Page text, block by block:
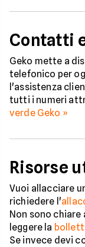
Contatti
Geko mette a
telefonico per
l'assistenza
tutti i numeri
verde Geko »
Risorse
Vuoi allacciare
richiedere l'
Non sono
leggere la
Se invece devi